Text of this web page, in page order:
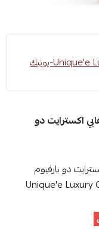
Unique'e Luxury-يونيك
اكسترايت دو
دو بارفيوم
Unique'e